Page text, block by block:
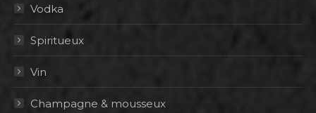
Vodka
Spiritueux
Vin
Champagne & mousseux